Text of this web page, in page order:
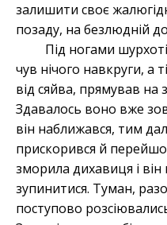
залишити своє
позаду, на безлюдній
Під ногами
чув нічого навкруги, а
від сяйва, прямував на
Здавалось воно вже
він наближався, тим
прискорився й
зморила дихавиця і
зупинитися. Туман,
поступово